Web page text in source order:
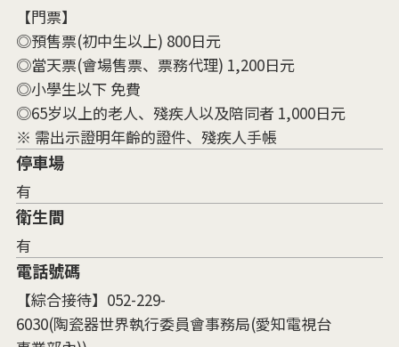
【門票】
◎預售票(初中生以上) 800日元
◎當天票(會場售票、票務代理) 1,200日元
◎小學生以下 免費
◎65岁以上的老人、殘疾人以及陪同者 1,000日元
※ 需出示證明年齡的證件、殘疾人手帳
停車場
有
衛生間
有
電話號碼
【綜合接待】052-229-
6030(陶瓷器世界執行委員會事務局(愛知電視台